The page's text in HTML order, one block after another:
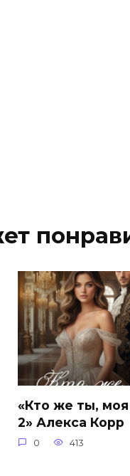
«Кто же ты,
2» Алекса Корр
0 413